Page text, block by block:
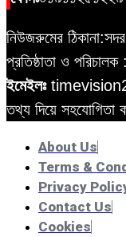
নিউজরুমের
প্রতিষ্ঠাতা ও
ইমেইলঃ
তথ্য দিয়ে
About Us
Terms &
Privacy
Contact Us
Cookies